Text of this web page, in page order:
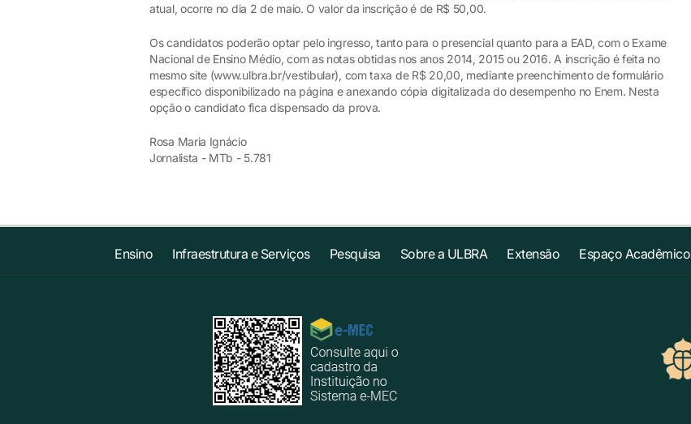
atual, ocorre no dia 2 de maio. O valor da inscrição é de R$ 50,00.
Os candidatos poderão optar pelo ingresso, tanto para o presencial quanto para a EAD, com o Exame
Nacional de Ensino Médio, com as notas obtidas nos anos 2014, 2015 ou 2016. A inscrição é feita no
mesmo site (www.ulbra.br/vestibular), com taxa de R$ 20,00, mediante preenchimento de formulário
específico disponibilizado na página e anexando cópia digitalizada do desempenho no Enem. Nesta
opção o candidato fica dispensado da prova.
Rosa Maria Ignácio
Jornalista - MTb - 5.781
Ensino Infraestrutura e Serviços Pesquisa Sobre a ULBRA Extensão Espaço Acadêmico